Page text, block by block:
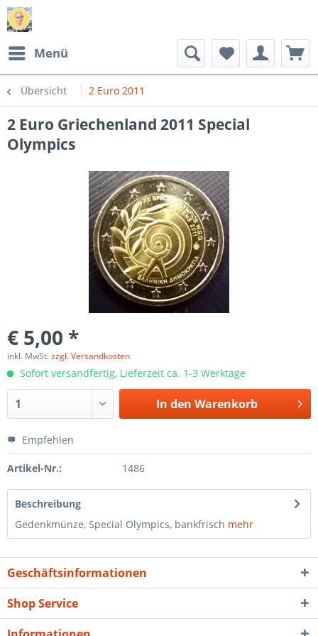
Menü
Übersicht 2 Euro 2011
2 Euro Griechenland 2011 Special
Olympics
€ 5,00 *
inkl. MwSt.zzgl. Versandkosten
Sofort versandfertig, Lieferzeit ca. 1-3 Werktage
In den Warenkorb
Empfehlen
Artikel-Nr.: 1486
Beschreibung
Gedenkmünze, Special Olympics, bankfrisch mehr
Geschäftsinformationen
Shop Service